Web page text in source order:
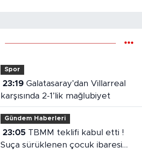
Spor
23:19Galatasaray’dan Villarreal
karşısında 2-1’lik mağlubiyet
Gündem Haberleri
23:05TBMM teklifi kabul etti !
Suça sürüklenen çocuk ibaresi